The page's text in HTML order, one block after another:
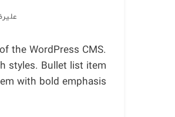
the WordPress CMS.
styles. Bullet list item
with bold emphasis